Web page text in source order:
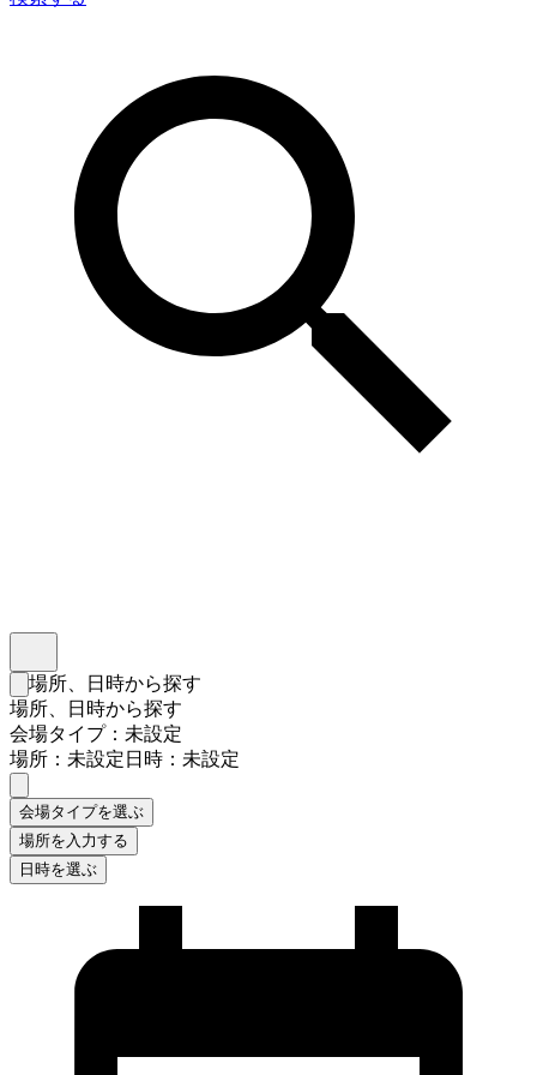
検索フォームを閉じる
場所、日時から探す
場所、日時から探す
会場タイプ：未設定
場所：未設定日時：未設定
会場タイプを選ぶ
場所を入力する
日時を選ぶ